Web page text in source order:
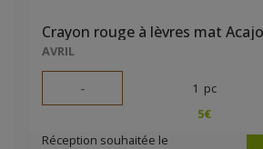
Crayon rouge à lèvres mat
AVRIL
- 1 pc
5€
Réception souhaitée le